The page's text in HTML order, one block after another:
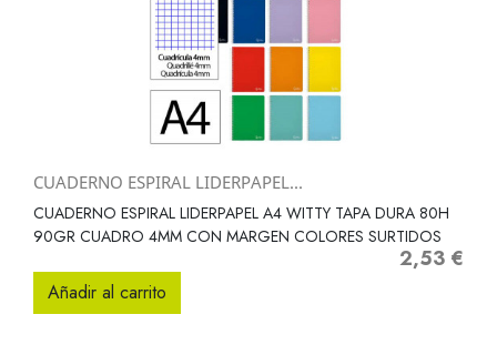
CUADERNO ESPIRAL LIDERPAPEL...
CUADERNO ESPIRAL LIDERPAPEL A4 WITTY TAPA DURA 80H
90GR CUADRO 4MM CON MARGEN COLORES SURTIDOS
Precio
2,53 €
Añadir al carrito